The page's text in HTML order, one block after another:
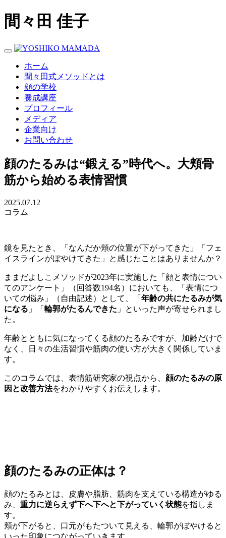
間々田 佳子
Toggle navigation
ホーム
間々田式メソッドとは
顔の学校
養成講座
プロフィール
メディア
企業向け
お問い合わせ
顔のたるみは“鍛える”時代へ。大頬骨
筋から始める表情習慣
2025.07.12
コラム
鏡を見たとき、「なんだか頬の位置が下がってきた」「フェ
イスラインがぼやけてきた」と感じたことはありませんか？
ままだよしこメソッドが2023年に実施した「顔と表情につい
てのアンケート」（回答数194名）においても、「表情につ
いての悩み」（自由記述）として、「 年齢の共にたるみが気
になる 」「 輪郭がたるんできた 」といった声が寄せられまし
た。
年齢とともに気になってくる顔のたるみですが、加齢だけで
なく、日々の生活習慣や筋肉の使い方が大きく関係していま
す。
このコラムでは、表情筋研究家の視点から、 顔のたるみの原
因と改善方法をわかりやすくお伝えします。
顔のたるみの正体は？
顔のたるみとは、皮膚や脂肪、筋肉を支えている構造がゆる
み、 重力に逆らえず下へ下へと下がっていく状態を指しま
す。
頬が下がると、口元がもたついて見える、輪郭がぼやけると
いった印象につながっていきます。